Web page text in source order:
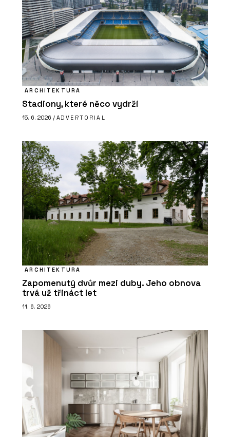
ARCHITEKTURA
Stadiony, které něco vydrží
15. 6. 2026 / ADVERTORIAL
ARCHITEKTURA
Zapomenutý dvůr mezi duby. Jeho obnova
trvá už třináct let
11. 6. 2026